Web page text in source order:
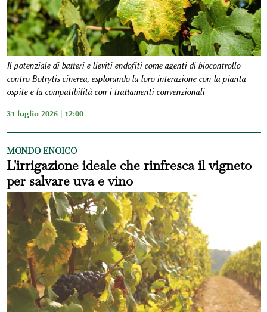
Il potenziale di batteri e lieviti endofiti come agenti di biocontrollo
contro Botrytis cinerea, esplorando la loro interazione con la pianta
ospite e la compatibilità con i trattamenti convenzionali
31 luglio 2026 | 12:00
MONDO ENOICO
L'irrigazione ideale che rinfresca il vigneto
per salvare uva e vino